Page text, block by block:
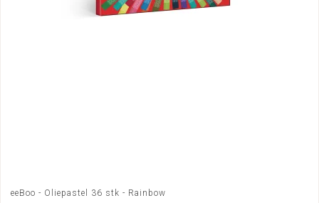
eeBoo - Oliepastel 36 stk - Rainbow